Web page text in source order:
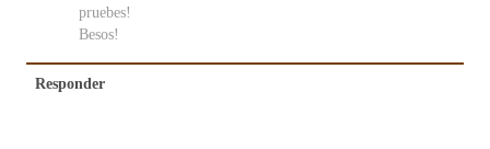
pruebes!
Besos!
Responder